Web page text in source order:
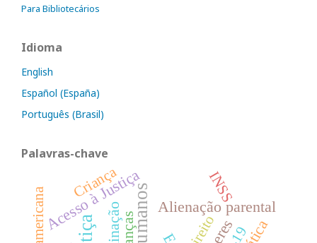
Para Bibliotecários
Idioma
English
Español (España)
Português (Brasil)
Palavras-chave
Alienação parental
Acesso à Justiça INSS
Criança